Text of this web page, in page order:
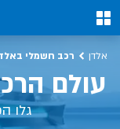
0
אלדן רכב חשמלי
עולם
גלו